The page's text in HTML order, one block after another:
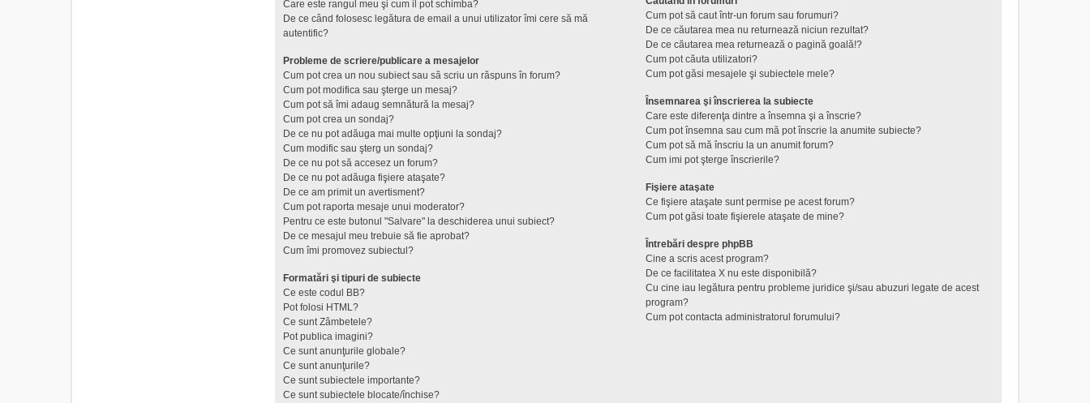
Care este rangul meu şi cum il pot schimba?
De ce când folosesc legătura de email a unui utilizator îmi cere să mă
autentific?
Probleme de scriere/publicare a mesajelor
Cum pot crea un nou subiect sau să scriu un răspuns în forum?
Cum pot modifica sau şterge un mesaj?
Cum pot să îmi adaug semnătură la mesaj?
Cum pot crea un sondaj?
De ce nu pot adăuga mai multe opţiuni la sondaj?
Cum modific sau şterg un sondaj?
De ce nu pot să accesez un forum?
De ce nu pot adăuga fişiere ataşate?
De ce am primit un avertisment?
Cum pot raporta mesaje unui moderator?
Pentru ce este butonul "Salvare" la deschiderea unui subiect?
De ce mesajul meu trebuie să fie aprobat?
Cum îmi promovez subiectul?
Formatări şi tipuri de subiecte
Ce este codul BB?
Pot folosi HTML?
Ce sunt Zâmbetele?
Pot publica imagini?
Ce sunt anunţurile globale?
Ce sunt anunţurile?
Ce sunt subiectele importante?
Ce sunt subiectele blocate/închise?
Cum pot să caut într-un forum sau forumuri?
De ce căutarea mea nu returnează niciun rezultat?
De ce căutarea mea returnează o pagină goală!?
Cum pot căuta utilizatori?
Cum pot găsi mesajele şi subiectele mele?
Însemnarea şi înscrierea la subiecte
Care este diferenţa dintre a însemna şi a înscrie?
Cum pot însemna sau cum mă pot înscrie la anumite subiecte?
Cum pot să mă înscriu la un anumit forum?
Cum imi pot şterge înscrierile?
Fişiere ataşate
Ce fişiere ataşate sunt permise pe acest forum?
Cum pot găsi toate fişierele ataşate de mine?
Întrebări despre phpBB
Cine a scris acest program?
De ce facilitatea X nu este disponibilă?
Cu cine iau legătura pentru probleme juridice şi/sau abuzuri legate de acest
program?
Cum pot contacta administratorul forumului?